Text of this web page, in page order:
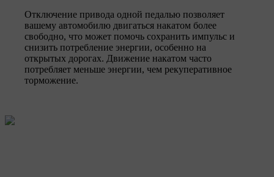
Отключение привода одной педалью позволяет
вашему автомобилю двигаться накатом более
свободно, что может помочь сохранить импульс и
снизить потребление энергии, особенно на
открытых дорогах. Движение накатом часто
потребляет меньше энергии, чем рекуперативное
торможение.